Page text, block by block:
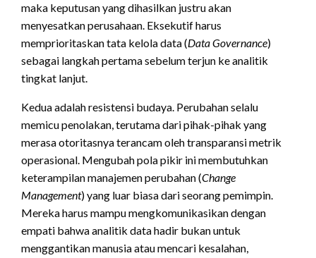
maka keputusan yang dihasilkan justru akan
menyesatkan perusahaan. Eksekutif harus
memprioritaskan tata kelola data (Data Governance)
sebagai langkah pertama sebelum terjun ke analitik
tingkat lanjut.
Kedua adalah resistensi budaya. Perubahan selalu
memicu penolakan, terutama dari pihak-pihak yang
merasa otoritasnya terancam oleh transparansi metrik
operasional. Mengubah pola pikir ini membutuhkan
keterampilan manajemen perubahan (Change
Management) yang luar biasa dari seorang pemimpin.
Mereka harus mampu mengkomunikasikan dengan
empati bahwa analitik data hadir bukan untuk
menggantikan manusia atau mencari kesalahan,